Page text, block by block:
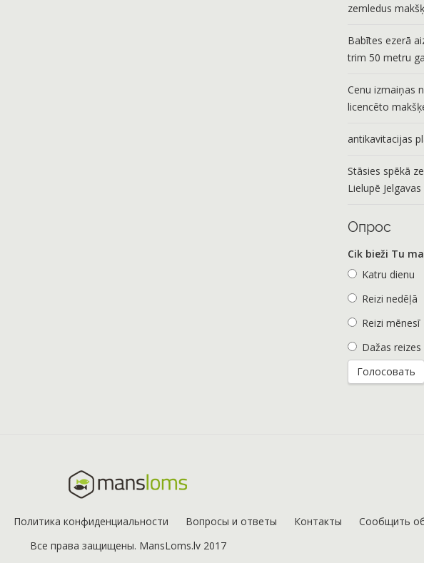
zemledus
Babītes ezerā
trim 50 metru
Cenu izmaiņas
licencēto
antikavitacijas
Stāsies spēkā
Lielupē
Опрос
Cik bieži Tu
Katru dienu
Reizi nedēļā
Reizi mēnesī
Dažas reizes
Политика конфиденциальности Вопросы и ответы Контакты
Сообщить
Все права защищены. MansLoms.lv 2017